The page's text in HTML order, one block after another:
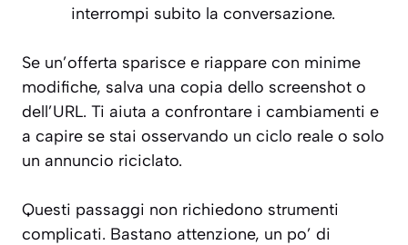
interrompi subito la conversazione.
Se un’offerta sparisce e riappare con minime
modifiche, salva una copia dello screenshot o
dell’URL. Ti aiuta a confrontare i cambiamenti e
a capire se stai osservando un ciclo reale o solo
un annuncio riciclato.
Questi passaggi non richiedono strumenti
complicati. Bastano attenzione, un po’ di